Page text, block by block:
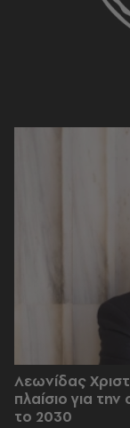
Λεωνίδας
πλαίσιο για
το 2030